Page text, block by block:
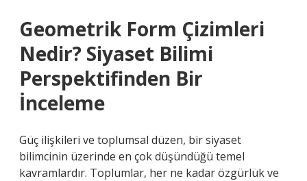
Geometrik Form Çizimleri
Nedir? Siyaset Bilimi
Perspektifinden Bir
İnceleme
Güç ilişkileri ve toplumsal düzen, bir siyaset
bilimcinin üzerinde en çok düşündüğü temel
kavramlardır. Toplumlar, her ne kadar özgürlük ve